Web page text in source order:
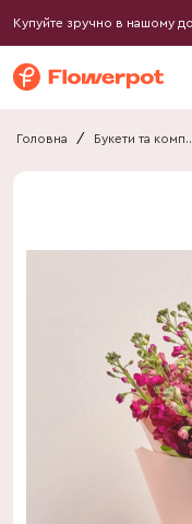
Купуйте зручно в нашому
Головна / Букети та